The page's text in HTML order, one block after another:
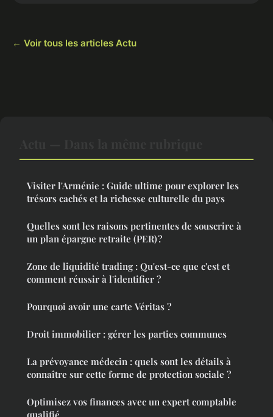
← Voir tous les articles Actu
Visiter l'Arménie : Guide ultime pour explorer les
trésors cachés et la richesse culturelle du pays
Quelles sont les raisons pertinentes de souscrire à
un plan épargne retraite (PER) ?
Zone de liquidité trading : Qu'est-ce que c'est et
comment réussir à l'identifier ?
Pourquoi avoir une carte Véritas ?
Droit immobilier : gérer les parties communes
La prévoyance médecin : quels sont les détails à
connaître sur cette forme de protection sociale ?
Optimisez vos finances avec un expert comptable